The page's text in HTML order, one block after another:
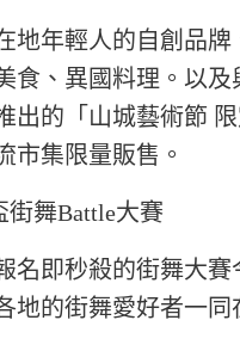
地年輕人的自創品
食、異國料理。以
出的「山城藝術節
市集限量販售。
街舞Battle大賽
名即秒殺的街舞大賽
地的街舞愛好者一